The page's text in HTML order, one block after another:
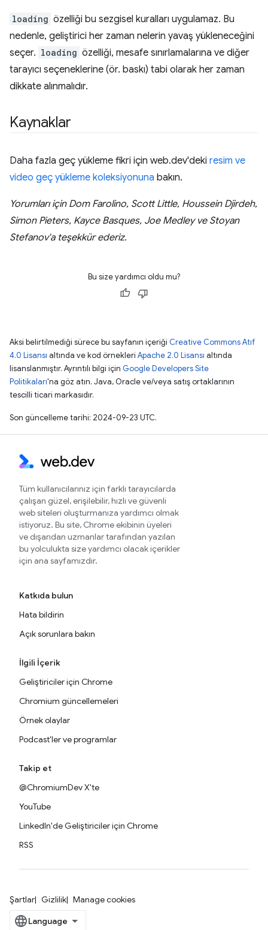
loading özelliği bu sezgisel kuralları uygulamaz. Bu
nedenle, geliştirici her zaman nelerin yavaş yükleneceğini
seçer. loading özelliği, mesafe sınırlamalarına ve diğer
tarayıcı seçeneklerine (ör. baskı) tabi olarak her zaman
dikkate alınmalıdır.
Kaynaklar
Daha fazla geç yükleme fikri için web.dev'deki resim ve
video geç yükleme koleksiyonuna bakın.
Yorumları için Dom Farolino, Scott Little, Houssein Djirdeh,
Simon Pieters, Kayce Basques, Joe Medley ve Stoyan
Stefanov'a teşekkür ederiz.
Bu size yardımcı oldu mu?
Aksi belirtilmediği sürece bu sayfanın içeriği Creative Commons Atıf
4.0 Lisansı altında ve kod örnekleri Apache 2.0 Lisansı altında
lisanslanmıştır. Ayrıntılı bilgi için Google Developers Site
Politikaları'na göz atın. Java, Oracle ve/veya satış ortaklarının
tescilli ticari markasıdır.
Son güncelleme tarihi: 2024-09-23 UTC.
Tüm kullanıcılarınız için farklı tarayıcılarda
çalışan güzel, erişilebilir, hızlı ve güvenli
web siteleri oluşturmanıza yardımcı olmak
istiyoruz. Bu site, Chrome ekibinin üyeleri
ve dışarıdan uzmanlar tarafından yazılan
bu yolculukta size yardımcı olacak içerikler
için ana sayfamızdır.
Katkıda bulun
Hata bildirin
Açık sorunlara bakın
İlgili İçerik
Geliştiriciler için Chrome
Chromium güncellemeleri
Örnek olaylar
Podcast'ler ve programlar
Takip et
@ChromiumDev X'te
YouTube
LinkedIn'de Geliştiriciler için Chrome
RSS
Şartlar Gizlilik Manage cookies